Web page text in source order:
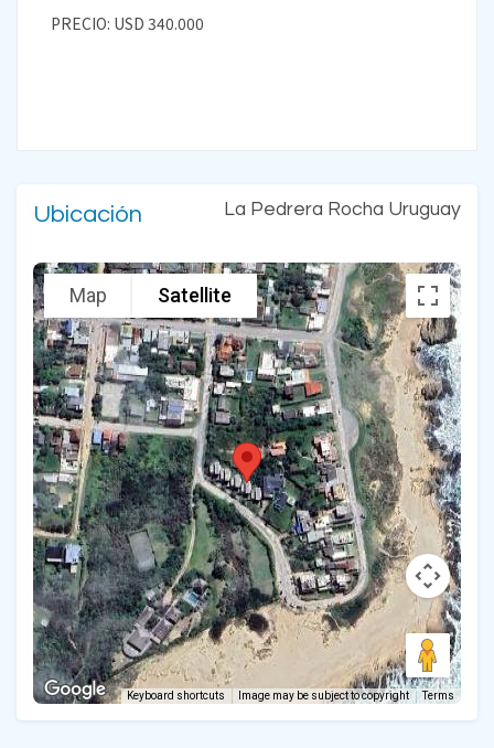
PRECIO: USD 340.000
Ubicación La Pedrera Rocha Uruguay
Map Satellite
Keyboard shortcuts Image may be subject to copyright Terms